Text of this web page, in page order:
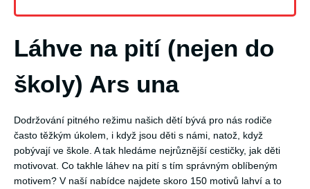
Láhve na pití (nejen do
školy) Ars una
Dodržování pitného režimu našich dětí bývá pro nás rodiče
často těžkým úkolem, i když jsou děti s námi, natož, když
pobývají ve škole. A tak hledáme nejrůznější cestičky, jak děti
motivovat. Co takhle láhev na pití s tím správným oblíbeným
motivem? V naší nabídce najdete skoro 150 motivů lahví a to